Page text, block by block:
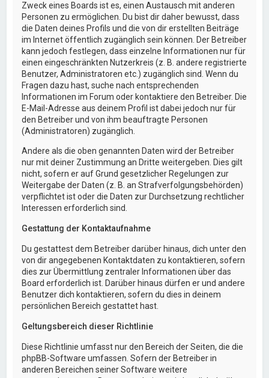
Zweck eines Boards ist es, einen Austausch mit anderen
Personen zu ermöglichen. Du bist dir daher bewusst, dass
die Daten deines Profils und die von dir erstellten Beiträge
im Internet öffentlich zugänglich sein können. Der Betreiber
kann jedoch festlegen, dass einzelne Informationen nur für
einen eingeschränkten Nutzerkreis (z. B. andere registrierte
Benutzer, Administratoren etc.) zugänglich sind. Wenn du
Fragen dazu hast, suche nach entsprechenden
Informationen im Forum oder kontaktiere den Betreiber. Die
E-Mail-Adresse aus deinem Profil ist dabei jedoch nur für
den Betreiber und von ihm beauftragte Personen
(Administratoren) zugänglich.
Andere als die oben genannten Daten wird der Betreiber
nur mit deiner Zustimmung an Dritte weitergeben. Dies gilt
nicht, sofern er auf Grund gesetzlicher Regelungen zur
Weitergabe der Daten (z. B. an Strafverfolgungsbehörden)
verpflichtet ist oder die Daten zur Durchsetzung rechtlicher
Interessen erforderlich sind.
Gestattung der Kontaktaufnahme
Du gestattest dem Betreiber darüber hinaus, dich unter den
von dir angegebenen Kontaktdaten zu kontaktieren, sofern
dies zur Übermittlung zentraler Informationen über das
Board erforderlich ist. Darüber hinaus dürfen er und andere
Benutzer dich kontaktieren, sofern du dies in deinem
persönlichen Bereich gestattet hast.
Geltungsbereich dieser Richtlinie
Diese Richtlinie umfasst nur den Bereich der Seiten, die die
phpBB-Software umfassen. Sofern der Betreiber in
anderen Bereichen seiner Software weitere